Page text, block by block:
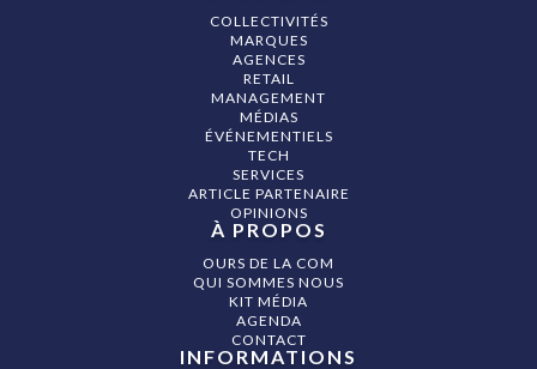
COLLECTIVITÉS
MARQUES
AGENCES
RETAIL
MANAGEMENT
MÉDIAS
ÉVÉNEMENTIELS
TECH
SERVICES
ARTICLE PARTENAIRE
OPINIONS
À PROPOS
OURS DE LA COM
QUI SOMMES NOUS
KIT MÉDIA
AGENDA
CONTACT
INFORMATIONS